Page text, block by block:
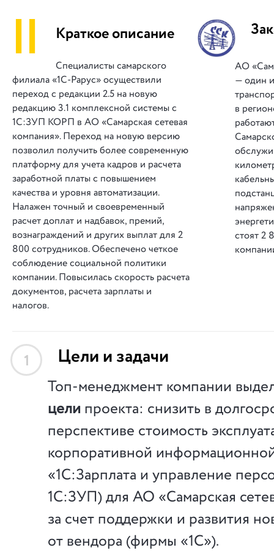
|| Краткое описание
Специалисты самарского
филиала «1С‑Рарус» осуществили
переход с редакции 2.5 на новую
редакцию 3.1 комплексной системы с
1С:ЗУП КОРП в АО «Самарская сетевая
компания». Переход на новую версию
позволил получить более современную
платформу для учета кадров и расчета
заработной платы с повышением
качества и уровня автоматизации.
Налажен точный и своевременный
расчет доплат и надбавок, премий,
вознаграждений и других выплат для 2
800 сотрудников. Обеспечено четкое
соблюдение социальной политики
компании. Повысилась скорость расчета
документов, расчета зарплаты и
налогов.
АО
— один
в
стоят 2
1 Цели и задачи
Топ-менеджмент компании
цели проекта: снизить в
перспективе стоимость
корпоративной
«1С:Зарплата и управление
1С:ЗУП) для АО «Самарская
за счет поддержки и развития
от вендора (фирмы «1С»).